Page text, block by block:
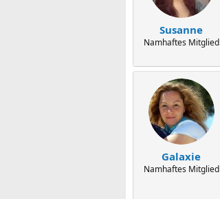
Susanne
Namhaftes Mitglied
Galaxie
Namhaftes Mitglied